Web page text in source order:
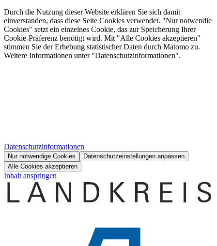
Durch die Nutzung dieser Website erklären Sie sich damit
einverstanden, dass diese Seite Cookies verwendet. "Nur notwendie
Cookies" setzt ein einzelnes Cookie, das zur Speicherung Ihrer
Cookie-Präferenz benötigt wird. Mit "Alle Cookies akzeptieren"
stimmen Sie der Erhebung statistischer Daten durch Matomo zu.
Weitere Informationen unter "Datenschutzinformationen".
Datenschutzinformationen
Nur notwendige Cookies
Datenschutzeinstellungen anpassen
Alle Cookies akzeptieren
Inhalt anspringen